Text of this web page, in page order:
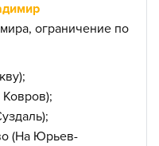
ограничение по
(На Юрьев-